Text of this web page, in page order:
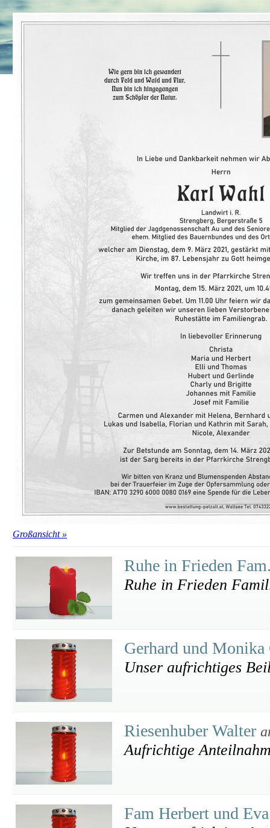
Großansicht »
Ruhe in Frieden
Ruhe in Frieden
Gerhard und
Unser aufrichtiges
Riesenhuber Walter
Aufrichtige
Fam Herbert und